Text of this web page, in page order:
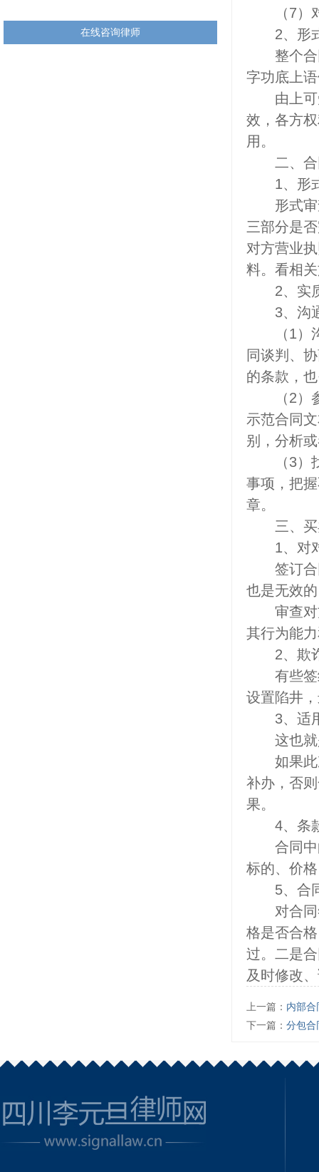
（7）对
2、形
整个合同
字功底上
由上可知
效，各方
用。
二、合
1、形
形式审查
三部分是
对方营业
料。看相
2、实质
3、沟通
（1）沟
同谈判、
的条款，
（2）参
示范合同
别，分析
（3）找
事项，把
章。
三、买
1、对对
签订合同
也是无效
审查对方
其行为能
2、欺
有些签约
设置陷井
3、适用
这也就
如果此次
补办，否
果。
4、条款
合同中的
标的、价
5、合同
对合同签
格是否合
过。二是
及时修改
上一篇： 内部合
下一篇： 分包合